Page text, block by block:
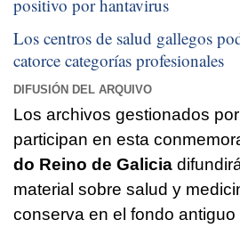
positivo por hantavirus
Los centros de salud gallegos
catorce categorías profesionales
DIFUSIÓN DEL ARQUIVO
Los archivos gestionados
participan en esta
do Reino de Galicia
material sobre salud y
conserva en el fondo